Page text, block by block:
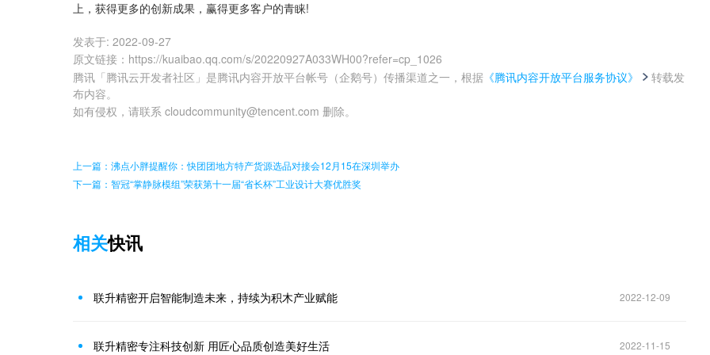
上，获得更多的创新成果，赢得更多客户的青睐!
发表于: 2022-09-27
原文链接 ： https://kuaibao.qq.com/s/20220927A033WH00?refer=cp_1026
腾讯「腾讯云开发者社区」是腾讯内容开放平台帐号（企鹅号）传播渠道之一，根据 《腾讯内容开放平台服务协议》
转载发
布内容。
如有侵权，请联系 cloudcommunity@tencent.com 删除。
上一篇：沸点小胖提醒你：快团团地方特产货源选品对接会12月15在深圳举办
下一篇：智冠“掌静脉模组”荣获第十一届“省长杯”工业设计大赛优胜奖
相关快讯
联升精密开启智能制造未来，持续为积木产业赋能 2022-12-09
联升精密专注科技创新 用匠心品质创造美好生活 2022-11-15